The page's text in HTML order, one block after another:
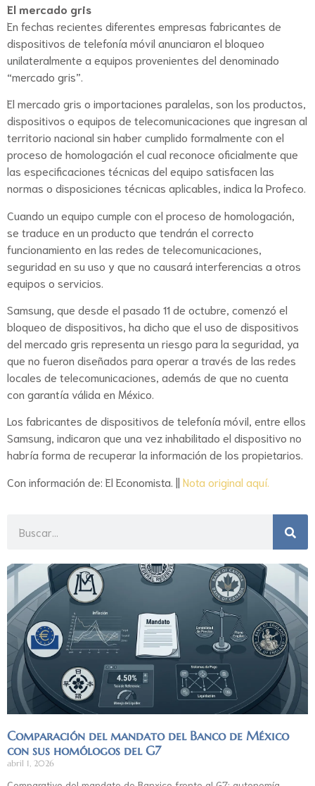
El mercado gris
En fechas recientes diferentes empresas fabricantes de
dispositivos de telefonía móvil anunciaron el bloqueo
unilateralmente a equipos provenientes del denominado
“mercado gris”.
El mercado gris o importaciones paralelas, son los productos,
dispositivos o equipos de telecomunicaciones que ingresan al
territorio nacional sin haber cumplido formalmente con el
proceso de homologación el cual reconoce oficialmente que
las especificaciones técnicas del equipo satisfacen las
normas o disposiciones técnicas aplicables, indica la Profeco.
Cuando un equipo cumple con el proceso de homologación,
se traduce en un producto que tendrán el correcto
funcionamiento en las redes de telecomunicaciones,
seguridad en su uso y que no causará interferencias a otros
equipos o servicios.
Samsung, que desde el pasado 11 de octubre, comenzó el
bloqueo de dispositivos, ha dicho que el uso de dispositivos
del mercado gris representa un riesgo para la seguridad, ya
que no fueron diseñados para operar a través de las redes
locales de telecomunicaciones, además de que no cuenta
con garantía válida en México.
Los fabricantes de dispositivos de telefonía móvil, entre ellos
Samsung, indicaron que una vez inhabilitado el dispositivo no
habría forma de recuperar la información de los propietarios.
Con información de: El Economista. || Nota original aquí.
Comparación del mandato del Banco de México
con sus homólogos del G7
abril 1, 2026